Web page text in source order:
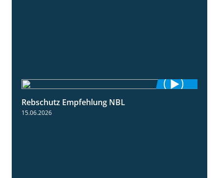
Rebschutz Empfehlung NBL
15.06.2026